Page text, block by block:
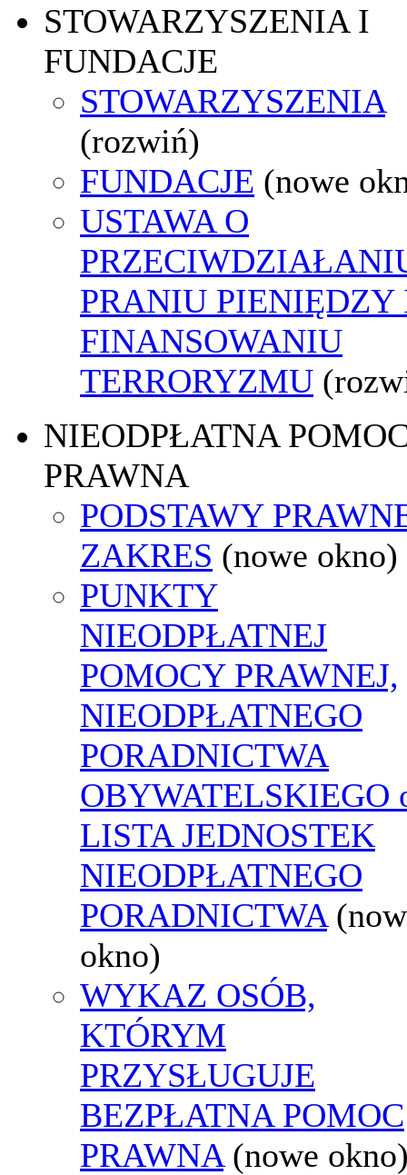
STOWARZYSZENIA I
FUNDACJE
STOWARZYSZENIA
(rozwiń)
FUNDACJE (nowe
USTAWA O
PRANIU PIENIĘDZY
FINANSOWANIU
TERRORYZMU
NIEODPŁATNA
PRAWNA
PODSTAWY
ZAKRES (nowe okno)
PUNKTY
NIEODPŁATNEJ
POMOCY PRAWNEJ,
NIEODPŁATNEGO
PORADNICTWA
OBYWATELSKIEGO
LISTA JEDNOSTEK
NIEODPŁATNEGO
PORADNICTWA
okno)
WYKAZ OSÓB,
KTÓRYM
PRZYSŁUGUJE
BEZPŁATNA POMOC
PRAWNA (nowe